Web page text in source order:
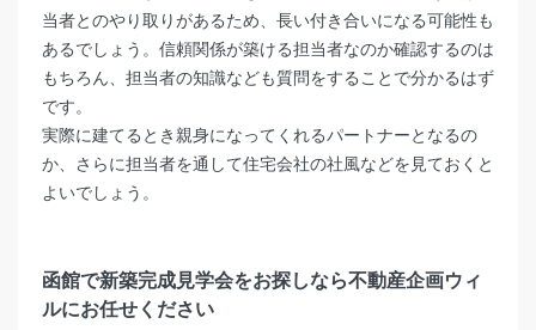
当者とのやり取りがあるため、長い付き合いになる可能性も
あるでしょう。信頼関係が築ける担当者なのか確認するのは
もちろん、担当者の知識なども質問をすることで分かるはず
です。
実際に建てるとき親身になってくれるパートナーとなるの
か、さらに担当者を通して住宅会社の社風などを見ておくと
よいでしょう。
函館で新築完成見学会をお探しなら不動産企画ウィ
ルにお任せ ください